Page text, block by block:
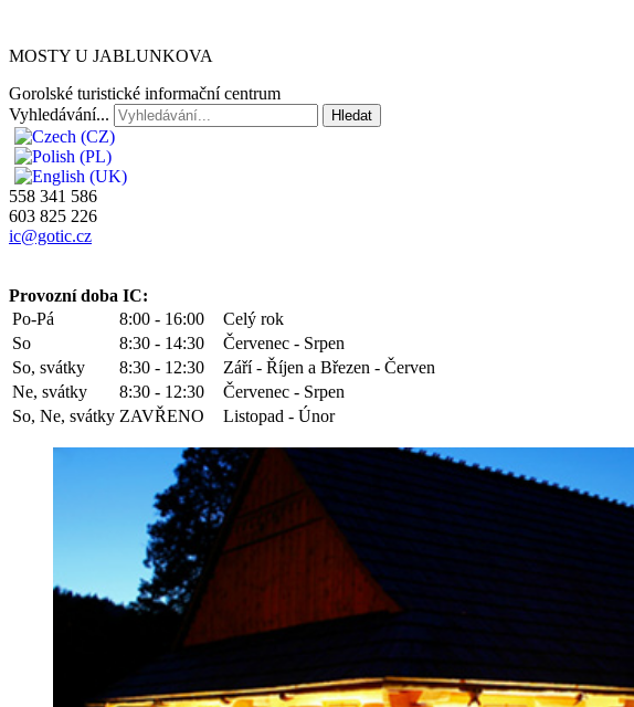
MOSTY U JABLUNKOVA
Gorolské turistické informační centrum
Vyhledávání...
Hledat
558 341 586
603 825 226
ic@gotic.cz
Provozní doba IC:
Po-Pá
8:00 - 16:00
Celý rok
So
8:30 - 14:30
Červenec - Srpen
So, svátky
8:30 - 12:30
Září - Říjen a Březen - Červen
Ne, svátky
8:30 - 12:30
Červenec - Srpen
So, Ne, svátky ZAVŘENO Listopad - Únor